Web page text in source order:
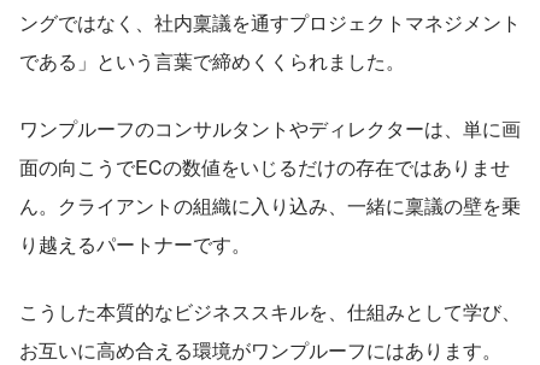
ングではなく、社内稟議を通すプロジェクトマネジメント
である」という言葉で締めくくられました。
ワンプルーフのコンサルタントやディレクターは、単に画
面の向こうでECの数値をいじるだけの存在ではありませ
ん。クライアントの組織に入り込み、一緒に稟議の壁を乗
り越えるパートナーです。
こうした本質的なビジネススキルを、仕組みとして学び、
お互いに高め合える環境がワンプルーフにはあります。